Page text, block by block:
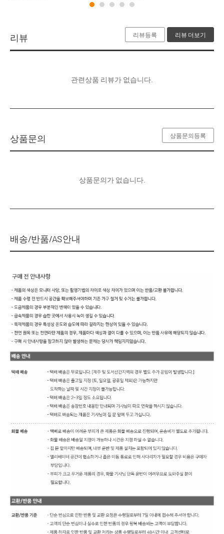
리뷰 리뷰등록 리뷰 더보기
관련상품 리뷰가 없습니다.
상품문의 상품문의등록
상품문의가 없습니다.
배송/반품/AS안내